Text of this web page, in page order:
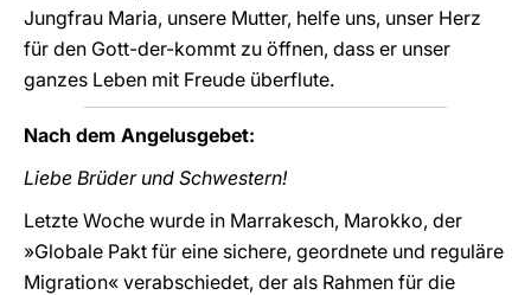
Jungfrau Maria, unsere Mutter, helfe uns, unser Herz
für den Gott-der-kommt zu öffnen, dass er unser
ganzes Leben mit Freude überflute.
Nach dem Angelusgebet:
Liebe Brüder und Schwestern!
Letzte Woche wurde in Marrakesch, Marokko, der
»Globale Pakt für eine sichere, geordnete und reguläre
Migration« verabschiedet, der als Rahmen für die